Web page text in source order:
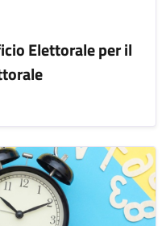
Elettorale per il